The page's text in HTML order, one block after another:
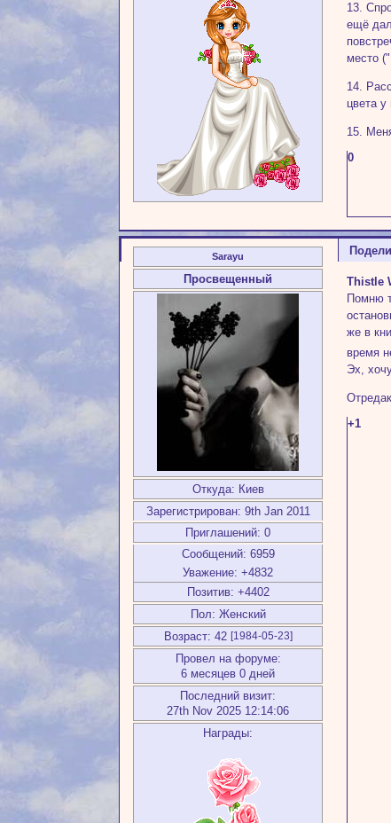
13.
ещё
место
14.
цвета
15.
0
Sarayu
Просвещенный
Откуда: Киев
Зарегистрирован: 9th Jan 2011
Приглашений: 0
Сообщений: 6959
Уважение: +4832
Позитив: +4402
Пол: Женский
Возраст: 42 [1984-05-23]
Провел на форуме:
6 месяцев 0 дней
Последний визит:
27th Nov 2025 12:14:06
Награды:
Thistle
Помню
же в
время
Эх,
+1